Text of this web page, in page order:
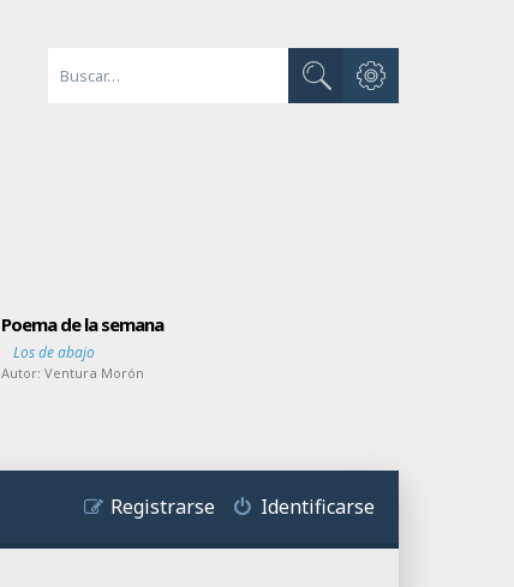
Buscar
Búsqueda avanzada
Poema de la semana
Los de abajo
Autor:Ventura Morón
Identificarse
Registrarse